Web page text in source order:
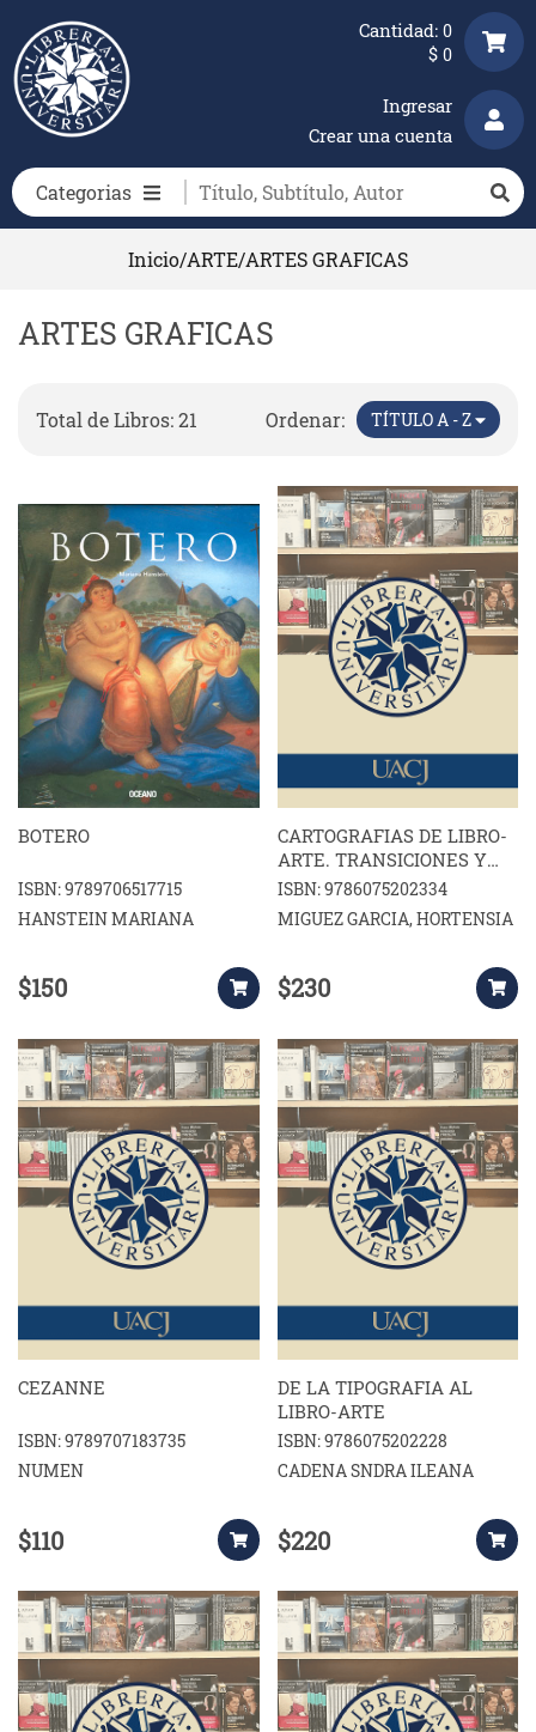
Categorias
Ingresar
Crear una cuenta
Cantidad: 0
$ 0
Inicio/ARTE/ARTES GRAFICAS
ARTES GRAFICAS
Total de Libros: 21 Ordenar: TÍTULO A - Z
BOTERO
ISBN: 9789706517715
HANSTEIN MARIANA
$150
CARTOGRAFIAS DE LIBRO-
ARTE. TRANSICIONES Y
RELATOS DE UNA
PRACTICA LIMINAL
ISBN: 9786075202334
MIGUEZ GARCIA, HORTENSIA
$230
CEZANNE
ISBN: 9789707183735
NUMEN
$110
DE LA TIPOGRAFIA AL
LIBRO-ARTE
ISBN: 9786075202228
CADENA SNDRA ILEANA
$220